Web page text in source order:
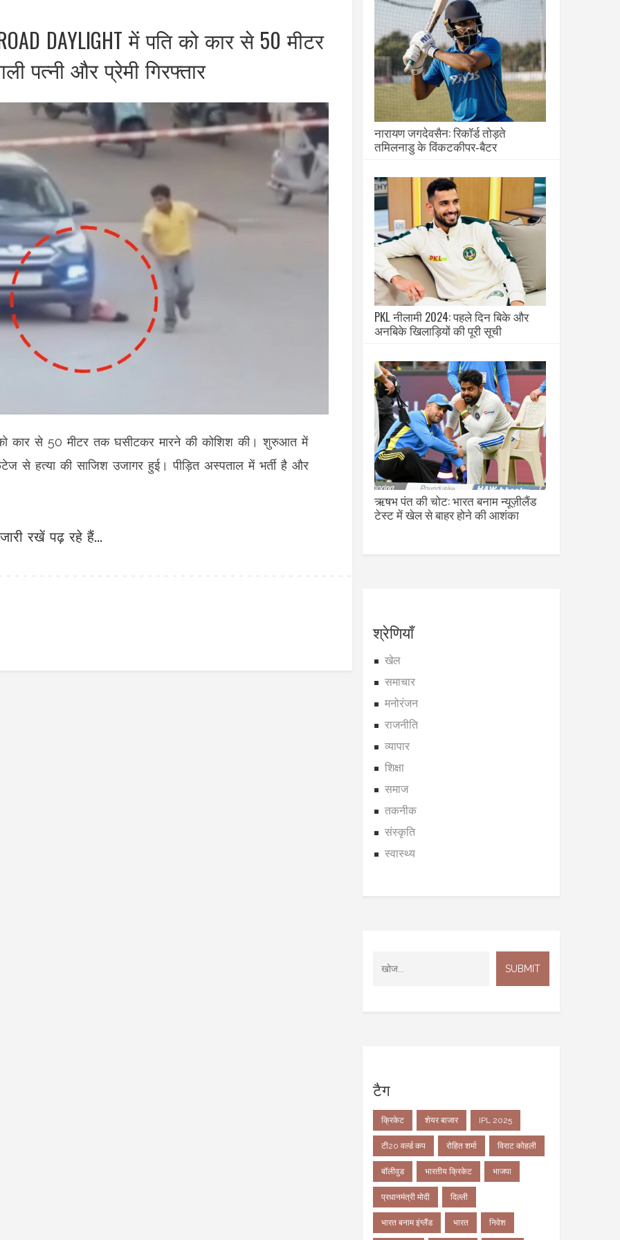
DAYLIGHT में पति को कार से 50 मीटर
पत्नी और प्रेमी गिरफ्तार
कार से 50 मीटर तक घसीटकर मारने की कोशिश की। शुरुआत में
से हत्या की साजिश उजागर हुई। पीड़ित अस्पताल में भर्ती है और
जारी रखें पढ़ रहे हैं...
नारायण जगदेवसैन: रिकॉर्ड तोड़ते
तमिलनाडु के विंकटकीपर‑बैटर
PKL नीलामी 2024: पहले दिन बिके और
अनबिके खिलाड़ियों की पूरी सूची
ऋषभ पंत की चोट: भारत बनाम न्यूज़ीलैंड
टेस्ट में खेल से बाहर होने की आशंका
श्रेणियाँ
खेल
समाचार
मनोरंजन
राजनीति
व्यापार
शिक्षा
समाज
तकनीक
संस्कृति
स्वास्थ्य
टैग
क्रिकेट शेयर बाजार IPL 2025
टी20 वर्ल्ड कप रोहित शर्मा विराट कोहली
बॉलीवुड भारतीय क्रिकेट भाजपा
प्रधानमंत्री मोदी दिल्ली
भारत बनाम इंग्लैंड भारत निवेश